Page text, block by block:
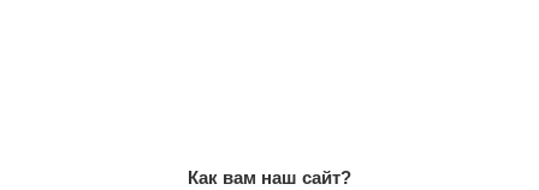
Как вам наш сайт?